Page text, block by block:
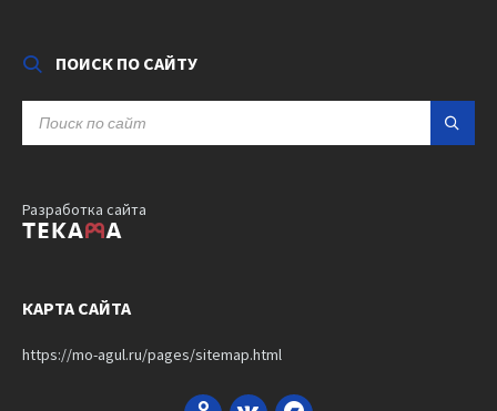
ПОИСК ПО САЙТУ
Разработка сайта
КАРТА САЙТА
https://mo-agul.ru/pages/sitemap.html
Odnoklassniki
VK Bandcamp